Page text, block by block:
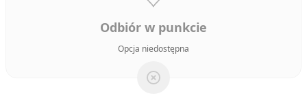
Odbiór w punkcie
Opcja niedostępna